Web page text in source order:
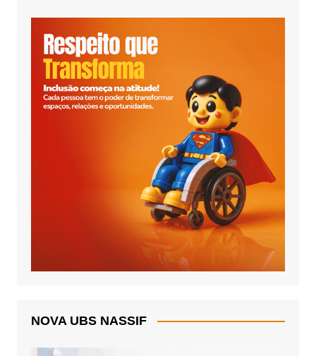
NOVA UBS NASSIF